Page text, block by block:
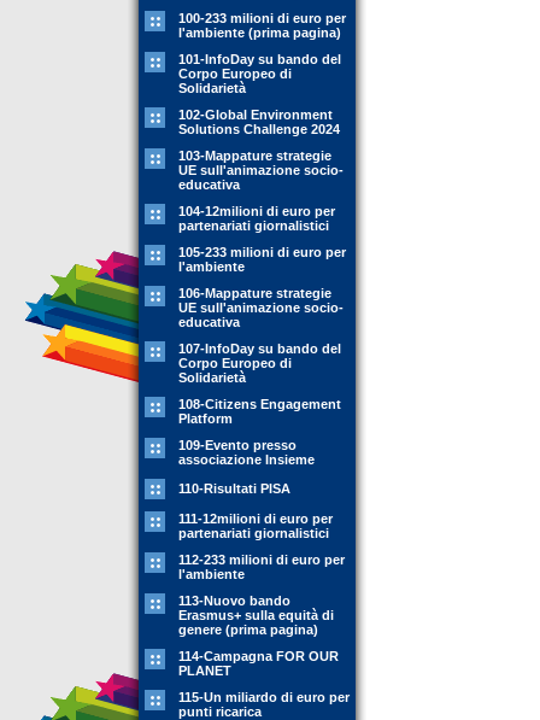
100-233 milioni di euro per
l'ambiente (prima pagina)
101-InfoDay su bando del
Corpo Europeo di
Solidarietà
102-Global Environment
Solutions Challenge 2024
103-Mappature strategie
UE sull'animazione socio-
educativa
104-12milioni di euro per
partenariati giornalistici
105-233 milioni di euro per
l'ambiente
106-Mappature strategie
UE sull'animazione socio-
educativa
107-InfoDay su bando del
Corpo Europeo di
Solidarietà
108-Citizens Engagement
Platform
109-Evento presso
associazione Insieme
110-Risultati PISA
111-12milioni di euro per
partenariati giornalistici
112-233 milioni di euro per
l'ambiente
113-Nuovo bando
Erasmus+ sulla equità di
genere (prima pagina)
114-Campagna FOR OUR
PLANET
115-Un miliardo di euro per
punti ricarica